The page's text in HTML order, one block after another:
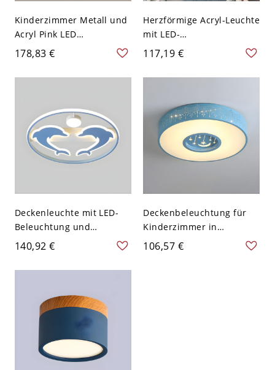
Kinderzimmer Metall und
Acryl Pink LED
Deckenleuchte - Blau
110V-120V Kein polares
Dimmen
178,83 €
Herzförmige Acryl-Leuchte
mit LED-
Oberflächenmontage für
Kinderzimmer - Blau
110V-120V 45,72 cm
117,19 €
Deckenleuchte mit LED-
Beleuchtung und
niedlichem Delfin-Muster
für Kinderzimmer - Blau
110V-120V 52,07 cm
140,92 €
Deckenbeleuchtung für
Kinderzimmer in
Trommelform aus Acryl
mit LED-Spots - Blau 110V-
106,57 €